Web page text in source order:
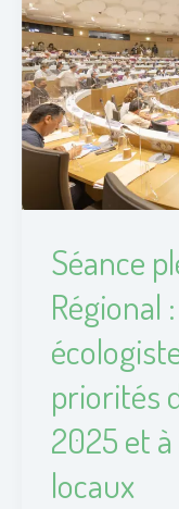
Séance
Régional
priorités
2025 et
locaux
du
Conseil
Régional
:
Le
groupe
écologiste
à
revoir
priorités
du
budget
régional
2025